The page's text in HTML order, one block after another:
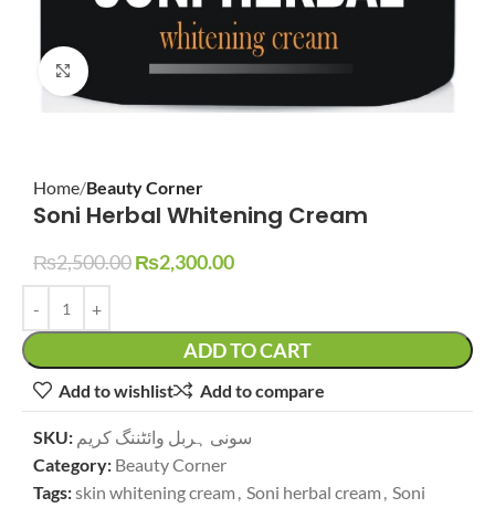
Click to enlarge
Home Beauty Corner
Soni Herbal Whitening Cream
₨2,500.00₨2,300.00
ADD TO CART
Add to wishlist Add to compare
SKU: سونی ہربل وائٹننگ کریم
Category: Beauty Corner
Tags:skin whitening cream , Soni herbal cream , Soni